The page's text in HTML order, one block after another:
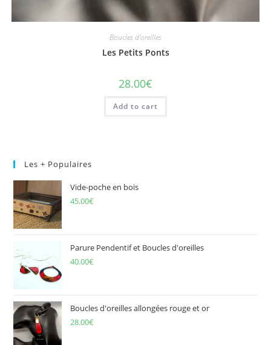
Boucles d'oreilles
Les Petits Ponts
28.00€
Add to cart
Les + Populaires
Vide-poche en bois
45.00€
Parure Pendentif et Boucles d'oreilles
40.00€
Boucles d'oreilles allongées rouge et or
28.00€